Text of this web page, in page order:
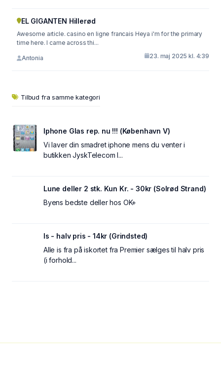
EL GIGANTEN Hillerød
Awesome article. casino en ligne francais Heya i'm for the primary
time here. I came across thi...
Antonia 23. maj 2025 kl. 4:39
Tilbud fra samme kategori
Iphone Glas rep. nu !!! (København V)
Vi laver din smadret iphone mens du venter i
butikken JyskTelecom I...
Lune deller 2 stk. Kun Kr. - 30kr (Solrød Strand)
Byens bedste deller hos OK+
Is - halv pris - 14kr (Grindsted)
Alle is fra på iskortet fra Premier sælges til halv pris
(i forhold...